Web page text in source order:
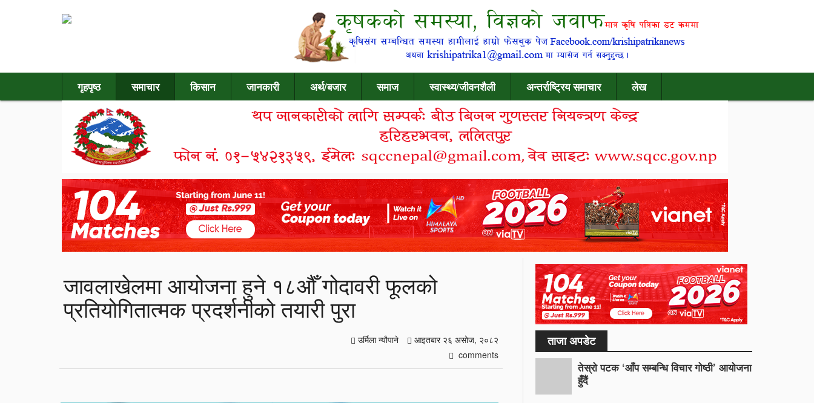
गृहपृष्ठ समाचार किसान जानकारी अर्थ/बजार समाज स्वास्थ्य/जीवनशैली अन्तर्राष्ट्रिय समाचार लेख
जावलाखेलमा आयोजना हुने १८औँ गोदावरी फूलको
प्रतियोगितात्मक प्रदर्शनीको तयारी पुरा
उर्मिला न्यौपाने
आइतबार २६ असोज, २०८२
comments
ताजा अपडेट
तेस्रो पटक ‘आँप सम्बन्धि विचार गोष्ठी’ आयोजना
हुँदैं